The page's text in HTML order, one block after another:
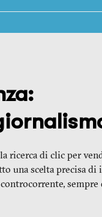
ricerca di clic per
una scelta precisa di